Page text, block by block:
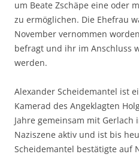
um Beate Zschäpe eine oder
zu ermöglichen. Die Ehefrau
November vernommen
befragt und ihr im Anschluss
werden.
Alexander Scheidemantel ist
Kamerad des Angeklagten
Jahre gemeinsam mit
Naziszene aktiv und ist bis
Scheidemantel bestätigte auf